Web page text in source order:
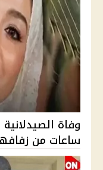
وفاة
ساعات من